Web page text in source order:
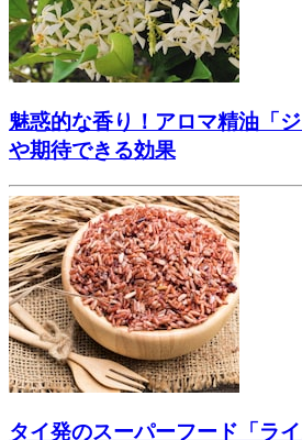
魅惑的な香り！アロマ精油「
や期待できる効果
タイ発のスーパーフード「ラ